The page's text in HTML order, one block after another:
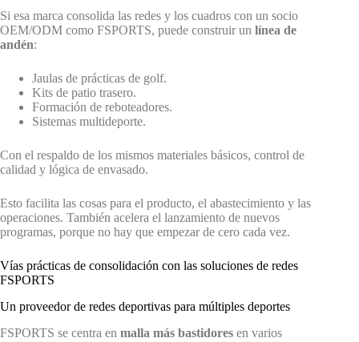
Si esa marca consolida las redes y los cuadros con un socio
OEM/ODM como FSPORTS, puede construir un línea de
andén:
Jaulas de prácticas de golf.
Kits de patio trasero.
Formación de reboteadores.
Sistemas multideporte.
Con el respaldo de los mismos materiales básicos, control de
calidad y lógica de envasado.
Esto facilita las cosas para el producto, el abastecimiento y las
operaciones. También acelera el lanzamiento de nuevos
programas, porque no hay que empezar de cero cada vez.
Vías prácticas de consolidación con las soluciones de redes
FSPORTS
Un proveedor de redes deportivas para múltiples deportes
FSPORTS se centra en malla más bastidores en varios